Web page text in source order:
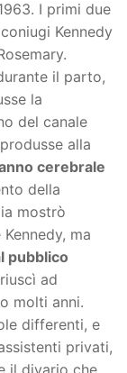
I primi due
Kennedy
il parto,
la
del canale
alla
cerebrale
della
mostrò
ma
pubblico
ad
molti anni.
differenti, e
privati,